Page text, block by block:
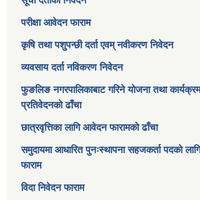
परीक्षा आवेदन फाराम
कृषि तथा पशुपन्छी दर्ता एवम् नवीकरण निवेदन
व्यवसाय दर्ता नविकरण निवेदन
फुङलिङ नगरपालिकाबाट गरिने योजना तथा
प्रतिवेदनको ढाँचा
छात्रवृत्तिका लागि आवेदन फारामको ढाँचा
समुदायमा आधारित पुनःस्थापना सहजकर्ता पदको
फाराम
विदा निवेदन फाराम